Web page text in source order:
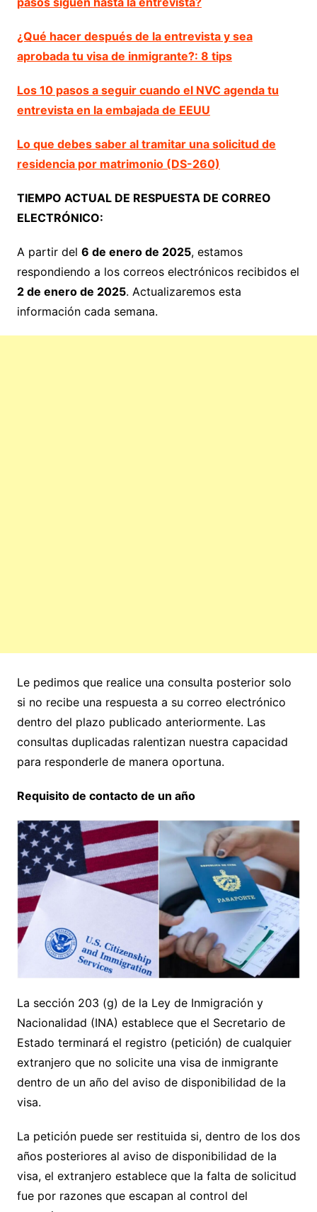
¿Qué hacer después de la entrevista y sea
aprobada tu visa de inmigrante?: 8 tips
Los 10 pasos a seguir cuando el NVC agenda tu
entrevista en la embajada de EEUU
Lo que debes saber al tramitar una solicitud de
residencia por matrimonio (DS-260)
TIEMPO ACTUAL DE RESPUESTA DE CORREO
ELECTRÓNICO:
A partir del 6 de enero de 2025, estamos
respondiendo a los correos electrónicos recibidos el
2 de enero de 2025. Actualizaremos esta
información cada semana.
Le pedimos que realice una consulta posterior solo
si no recibe una respuesta a su correo electrónico
dentro del plazo publicado anteriormente. Las
consultas duplicadas ralentizan nuestra capacidad
para responderle de manera oportuna.
Requisito de contacto de un año
La sección 203 (g) de la Ley de Inmigración y
Nacionalidad (INA) establece que el Secretario de
Estado terminará el registro (petición) de cualquier
extranjero que no solicite una visa de inmigrante
dentro de un año del aviso de disponibilidad de la
visa.
La petición puede ser restituida si, dentro de los dos
años posteriores al aviso de disponibilidad de la
visa, el extranjero establece que la falta de solicitud
fue por razones que escapan al control del